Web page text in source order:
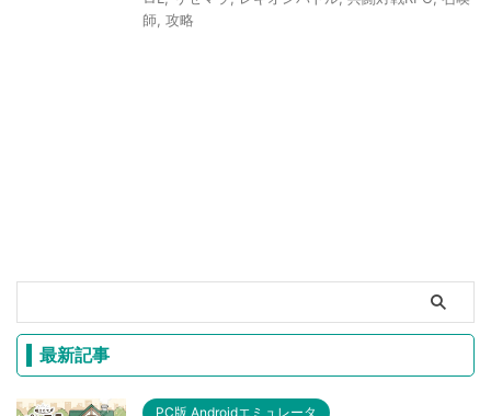
師 攻略
最新記事
PC版 Androidエミュレータ